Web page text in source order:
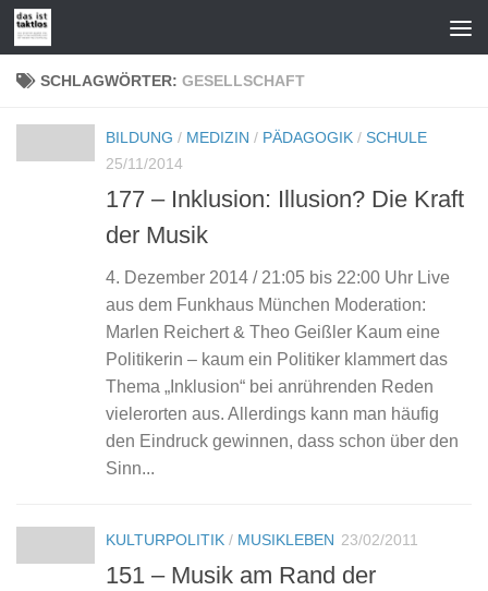
Zum Inhalt springen
SCHLAGWÖRTER: GESELLSCHAFT
BILDUNG / MEDIZIN / PÄDAGOGIK / SCHULE
25/11/2014
177 – Inklusion: Illusion? Die Kraft
der Musik
4. Dezember 2014 / 21:05 bis 22:00 Uhr Live
aus dem Funkhaus München Moderation:
Marlen Reichert & Theo Geißler Kaum eine
Politikerin – kaum ein Politiker klammert das
Thema „Inklusion“ bei anrührenden Reden
vielerorten aus. Allerdings kann man häufig
den Eindruck gewinnen, dass schon über den
Sinn...
KULTURPOLITIK / MUSIKLEBEN 23/02/2011
151 – Musik am Rand der